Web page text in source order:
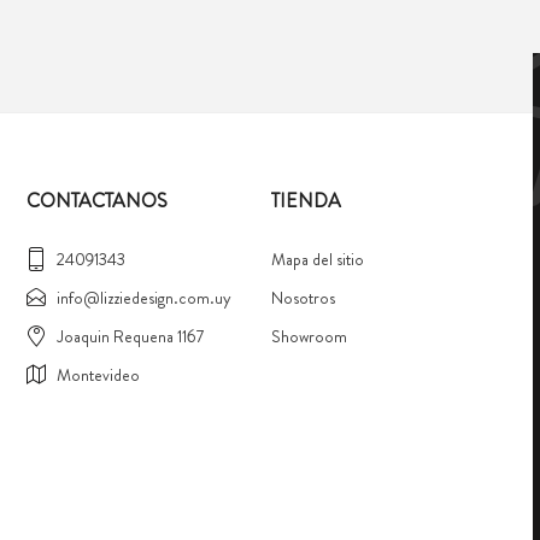
CONTACTANOS
24091343
info@lizziedesign.com.uy
Joaquin Requena 1167
Montevideo
TIENDA
Mapa del sitio
Nosotros
Showroom